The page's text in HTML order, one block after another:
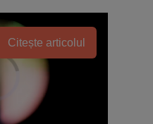
Citește articolul